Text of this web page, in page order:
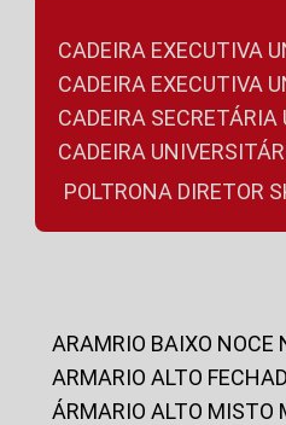
CADEIRA EXECUTIVA
CADEIRA EXECUTIVA
CADEIRA
CADEIRA
POLTRONA DIRETOR
ARAMRIO BAIXO NOCE
ARMARIO ALTO
ÁRMARIO ALTO MISTO